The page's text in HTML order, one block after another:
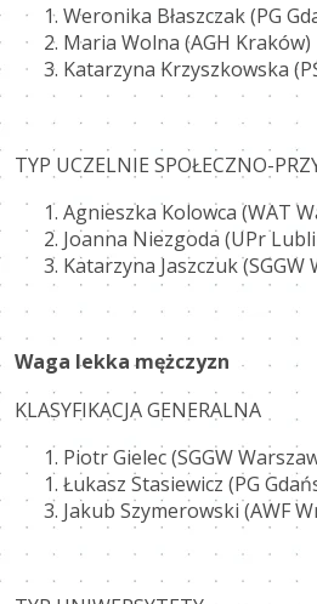
Weronika Błaszczak (PG
Maria Wolna (AGH Kraków)
Katarzyna Krzyszkowska
TYP UCZELNIE SPOŁECZNO-
Agnieszka Kolowca (WAT
Joanna Niezgoda (UPr
Katarzyna Jaszczuk (SGGW
Waga lekka mężczyzn
KLASYFIKACJA GENERALNA
Piotr Gielec (SGGW
Łukasz Stasiewicz (PG
Jakub Szymerowski (AWF